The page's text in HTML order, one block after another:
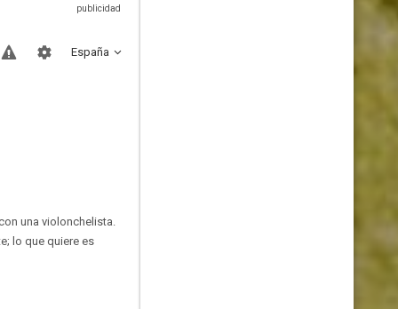
España
una violonchelista.
lo que quiere es